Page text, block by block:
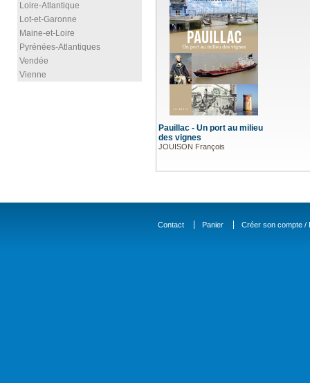
Loire-Atlantique
Lot-et-Garonne
Maine-et-Loire
Pyrénées-Atlantiques
Vendée
Vienne
Pauillac - Un port au milieu
des vignes
JOUISON François
Contact Panier Créer son compte /